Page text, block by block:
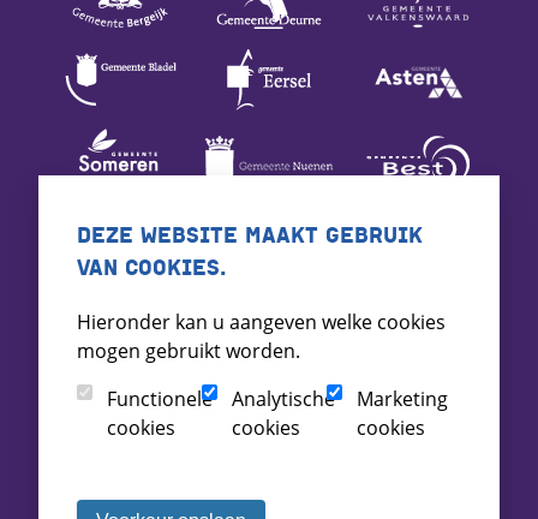
DEZE WEBSITE MAAKT GEBRUIK
VAN COOKIES.
Hieronder kan u aangeven welke cookies
mogen gebruikt worden.
Functionele
cookies
Analytische
cookies
Marketing
cookies